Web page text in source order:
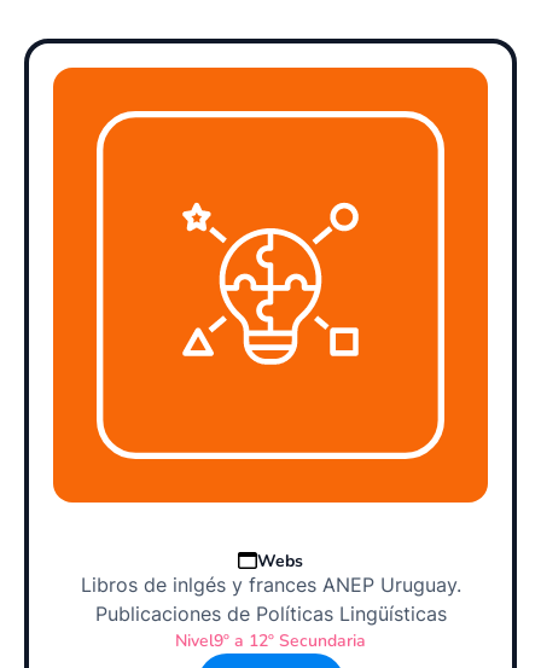
Webs
Libros de inlgés y frances ANEP Uruguay.
Publicaciones de Políticas Lingüísticas
Nivel9º a 12º Secundaria